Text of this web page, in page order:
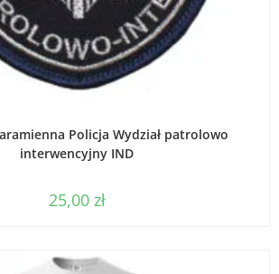
Policja Wydział patrolowo
interwencyjny IND
25,00 zł